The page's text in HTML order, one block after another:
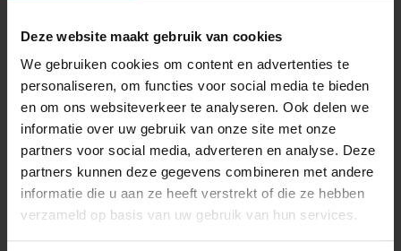
Deze website maakt gebruik van cookies
We gebruiken cookies om content en advertenties te
personaliseren, om functies voor social media te bieden
en om ons websiteverkeer te analyseren. Ook delen we
informatie over uw gebruik van onze site met onze
partners voor social media, adverteren en analyse. Deze
partners kunnen deze gegevens combineren met andere
informatie die u aan ze heeft verstrekt of die ze hebben
verzameld op basis van uw gebruik van hun services.
Naam*
Emailadres*
Ik ga akkoord met opslag en verwerking
van mijn gegevens